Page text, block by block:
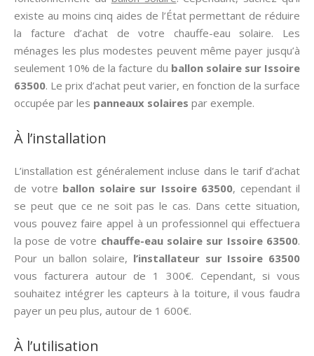
existe au moins cinq aides de l’État permettant de réduire
la facture d’achat de votre chauffe-eau solaire. Les
ménages les plus modestes peuvent même payer jusqu’à
seulement 10% de la facture du ballon solaire sur Issoire
63500. Le prix d’achat peut varier, en fonction de la surface
occupée par les panneaux solaires par exemple.
À l’installation
L’installation est généralement incluse dans le tarif d’achat
de votre ballon solaire sur Issoire 63500, cependant il
se peut que ce ne soit pas le cas. Dans cette situation,
vous pouvez faire appel à un professionnel qui effectuera
la pose de votre chauffe-eau solaire sur Issoire 63500.
Pour un ballon solaire, l’installateur sur Issoire 63500
vous facturera autour de 1 300€. Cependant, si vous
souhaitez intégrer les capteurs à la toiture, il vous faudra
payer un peu plus, autour de 1 600€.
À l’utilisation